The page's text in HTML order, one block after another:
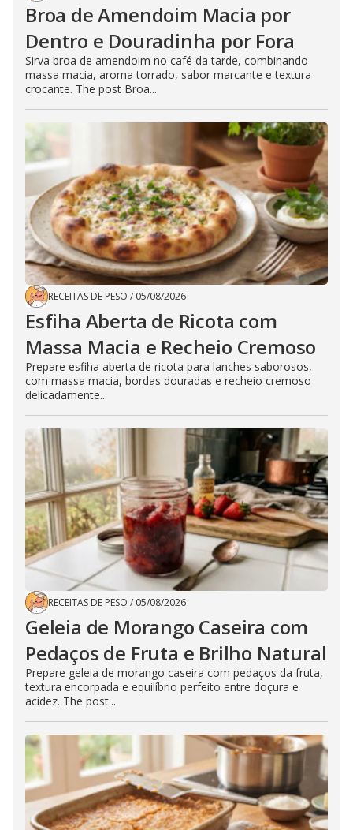
Broa de Amendoim Macia por
Dentro e Douradinha por Fora
Sirva broa de amendoim no café da tarde, combinando
massa macia, aroma torrado, sabor marcante e textura
crocante. The post Broa...
RECEITAS DE PESO / 05/08/2026
Esfiha Aberta de Ricota com
Massa Macia e Recheio Cremoso
Prepare esfiha aberta de ricota para lanches saborosos,
com massa macia, bordas douradas e recheio cremoso
delicadamente...
RECEITAS DE PESO / 05/08/2026
Geleia de Morango Caseira com
Pedaços de Fruta e Brilho Natural
Prepare geleia de morango caseira com pedaços da fruta,
textura encorpada e equilíbrio perfeito entre doçura e
acidez. The post...